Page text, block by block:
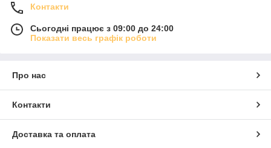
Контакти
Сьогодні працює з 09:00 до 24:00
Показати весь графік роботи
Про нас
Контакти
Доставка та оплата